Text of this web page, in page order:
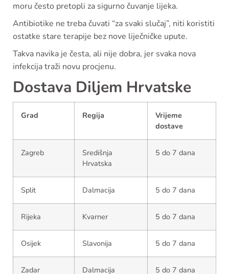
moru često pretopli za sigurno čuvanje lijeka.
Antibiotike ne treba čuvati “za svaki slučaj”, niti koristiti
ostatke stare terapije bez nove liječničke upute.
Takva navika je česta, ali nije dobra, jer svaka nova
infekcija traži novu procjenu.
Dostava Diljem Hrvatske
Grad Regija
Vrijeme
dostave
Zagreb
Središnja
Hrvatska
5 do 7 dana
Split Dalmacija 5 do 7 dana
Rijeka Kvarner 5 do 7 dana
Osijek Slavonija 5 do 7 dana
Zadar Dalmacija 5 do 7 dana